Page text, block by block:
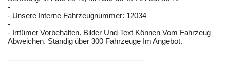
-
- Unsere Interne Fahrzeugnummer: 12034
-
- Irrtümer Vorbehalten. Bilder Und Text Können Vom Fahrzeug
Abweichen. Ständig über 300 Fahrzeuge Im Angebot.